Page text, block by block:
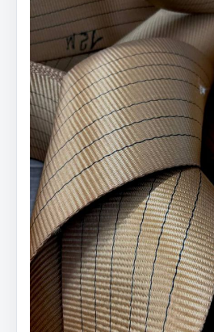
МЕТИЗЫ
Гайки
Кольца стопорные
Пресс-масленки
Пробки
Пружины
Хомуты
Показать ещё
Весь раздел
Соединительные элементы